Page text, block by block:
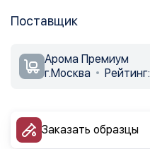
Поставщик
Арома Премиум
г.Москва
Рейтинг:
Заказать образцы